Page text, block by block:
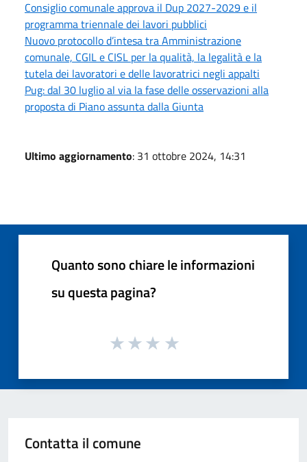
Consiglio comunale approva il Dup 2027-2029 e il
programma triennale dei lavori pubblici
Nuovo protocollo d’intesa tra Amministrazione
comunale, CGIL e CISL per la qualità, la legalità e la
tutela dei lavoratori e delle lavoratrici negli appalti
Pug: dal 30 luglio al via la fase delle osservazioni alla
proposta di Piano assunta dalla Giunta
Ultimo aggiornamento: 31 ottobre 2024, 14:31
Quanto sono chiare le informazioni
su questa pagina?
Contatta il comune